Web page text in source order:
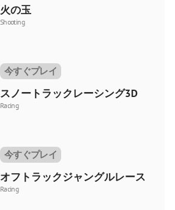
火の玉
Shooting
今すぐプレイ
スノートラックレーシング3D
Racing
今すぐプレイ
オフトラックジャングルレース
Racing